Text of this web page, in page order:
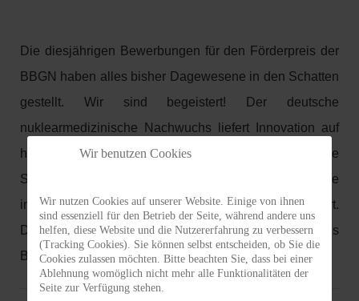
Die diesjährigen Bewerbungen für den Förderpreis der
BBGN haben alles bisher Dagewesene in den Schatten
gestellt. Wir sind begeistert! Der deutsche
nuklearmedizinische Nachwuchs liefert Innovation auf
höchstem internationalem Niveau. Der Sieger oder die
Siegerin der diesjährigen Ausschreibung wird wie
immer im Rahmen unseres Jahreskongresses geehrt.
Diesmal am 28. und 29.08., wie immer im Harnack Haus
Berlin.
Wir benutzen Cookies
Wir nutzen Cookies auf unserer Website. Einige von ihnen
sind essenziell für den Betrieb der Seite, während andere uns
helfen, diese Website und die Nutzererfahrung zu verbessern
(Tracking Cookies). Sie können selbst entscheiden, ob Sie die
Cookies zulassen möchten. Bitte beachten Sie, dass bei einer
Ablehnung womöglich nicht mehr alle Funktionalitäten der
Seite zur Verfügung stehen.